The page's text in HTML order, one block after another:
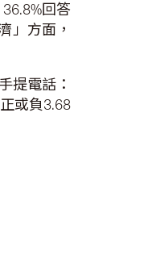
回答
」方面，
提電話：
或負3.68